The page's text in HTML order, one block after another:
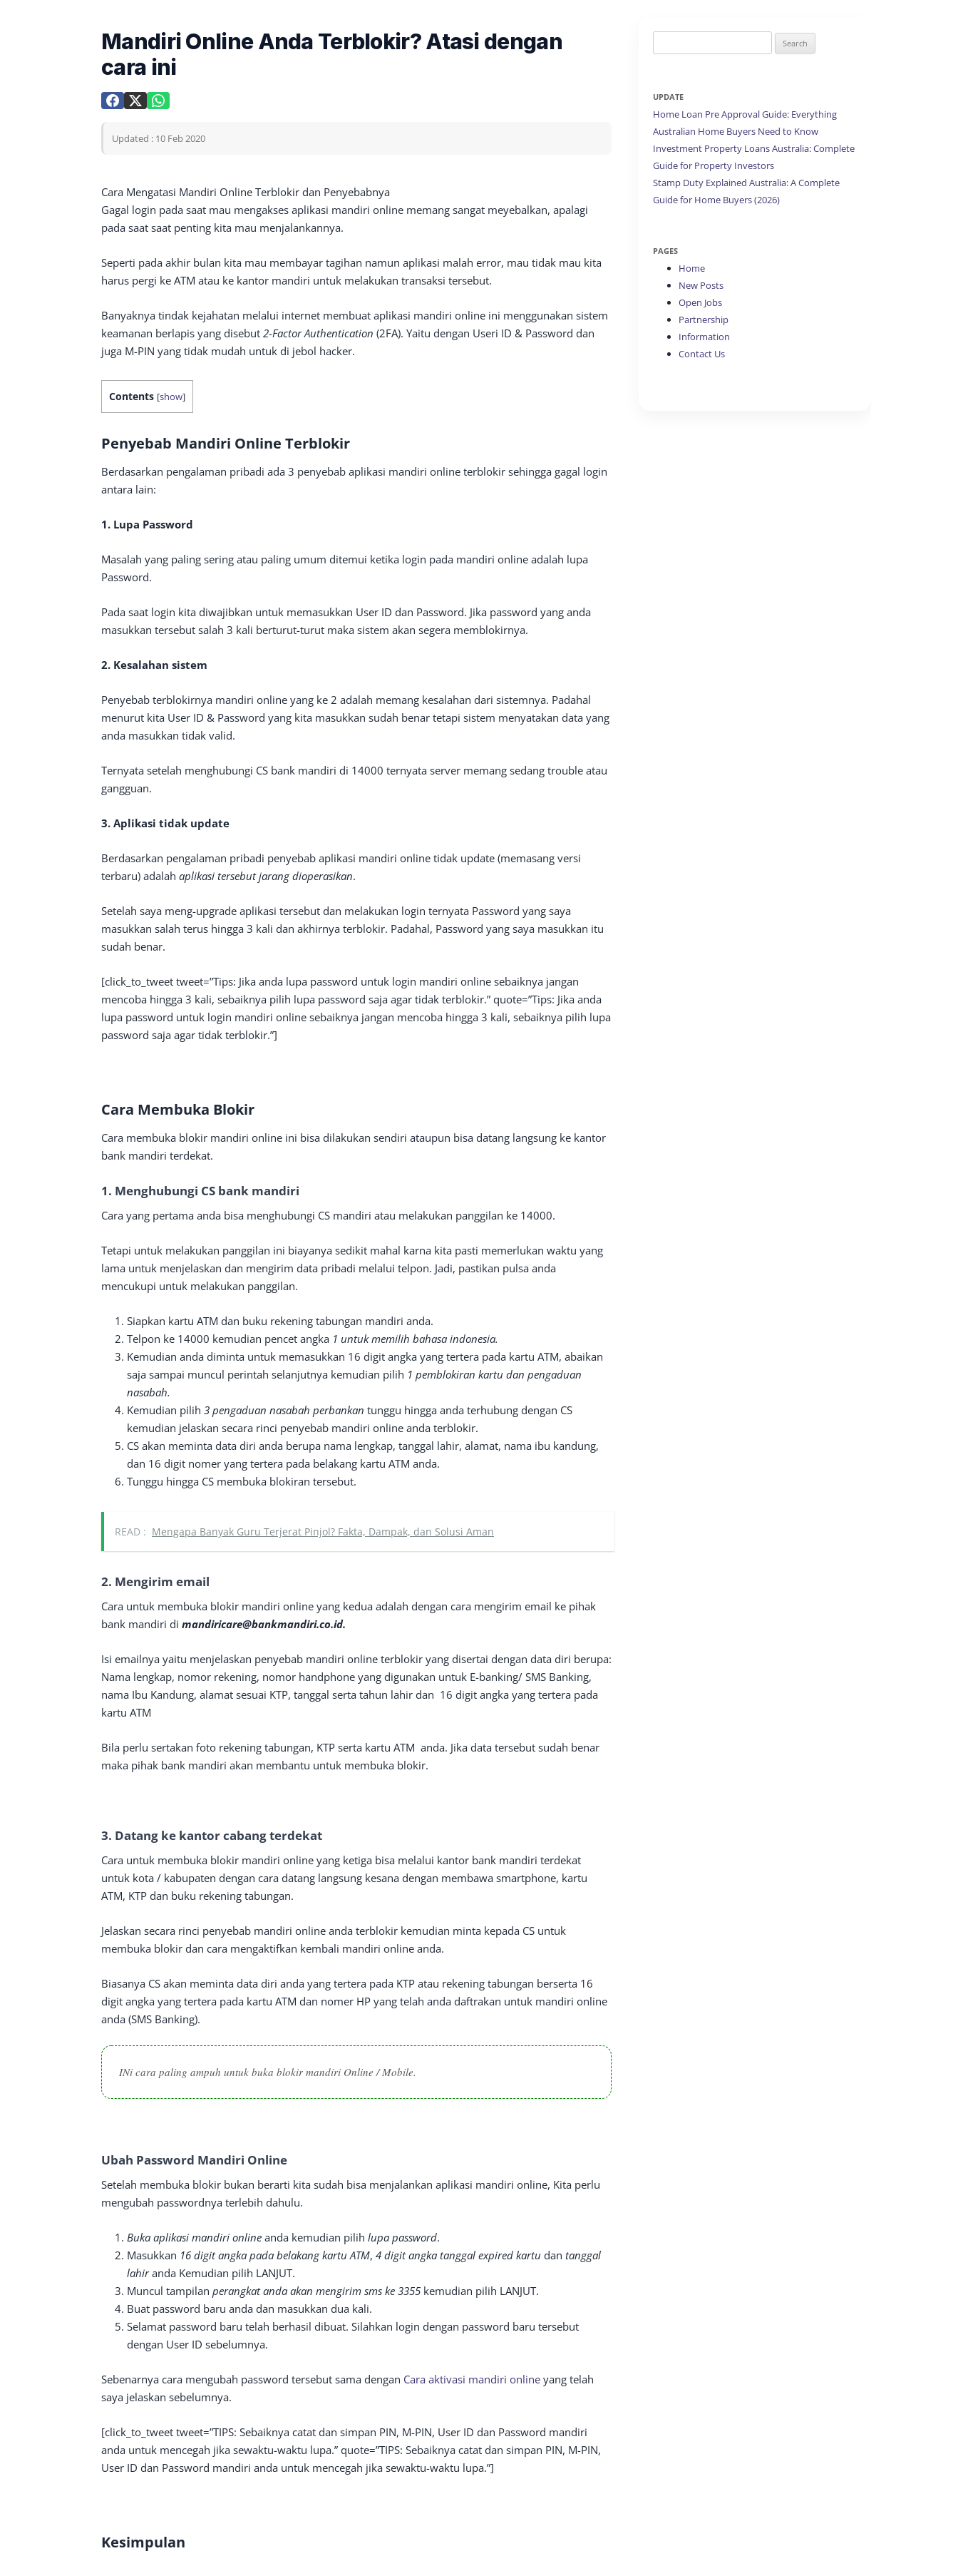
Mandiri Online Anda Terblokir? Atasi dengan
cara ini
Updated : 10 Feb 2020
Cara Mengatasi Mandiri Online Terblokir dan Penyebabnya
Gagal login pada saat mau mengakses aplikasi mandiri online memang sangat meyebalkan, apalagi
pada saat saat penting kita mau menjalankannya.
Seperti pada akhir bulan kita mau membayar tagihan namun aplikasi malah error, mau tidak mau kita
harus pergi ke ATM atau ke kantor mandiri untuk melakukan transaksi tersebut.
Banyaknya tindak kejahatan melalui internet membuat aplikasi mandiri online ini menggunakan sistem
keamanan berlapis yang disebut 2-Factor Authentication (2FA). Yaitu dengan Useri ID & Password dan
juga M-PIN yang tidak mudah untuk di jebol hacker.
Contents [show]
Penyebab Mandiri Online Terblokir
Berdasarkan pengalaman pribadi ada 3 penyebab aplikasi mandiri online terblokir sehingga gagal login
antara lain:
1. Lupa Password
Masalah yang paling sering atau paling umum ditemui ketika login pada mandiri online adalah lupa
Password.
Pada saat login kita diwajibkan untuk memasukkan User ID dan Password. Jika password yang anda
masukkan tersebut salah 3 kali berturut-turut maka sistem akan segera memblokirnya.
2. Kesalahan sistem
Penyebab terblokirnya mandiri online yang ke 2 adalah memang kesalahan dari sistemnya. Padahal
menurut kita User ID & Password yang kita masukkan sudah benar tetapi sistem menyatakan data yang
anda masukkan tidak valid.
Ternyata setelah menghubungi CS bank mandiri di 14000 ternyata server memang sedang trouble atau
gangguan.
3. Aplikasi tidak update
Berdasarkan pengalaman pribadi penyebab aplikasi mandiri online tidak update (memasang versi
terbaru) adalah aplikasi tersebut jarang dioperasikan.
Setelah saya meng-upgrade aplikasi tersebut dan melakukan login ternyata Password yang saya
masukkan salah terus hingga 3 kali dan akhirnya terblokir. Padahal, Password yang saya masukkan itu
sudah benar.
[click_to_tweet tweet=”Tips: Jika anda lupa password untuk login mandiri online sebaiknya jangan
mencoba hingga 3 kali, sebaiknya pilih lupa password saja agar tidak terblokir.” quote=”Tips: Jika anda
lupa password untuk login mandiri online sebaiknya jangan mencoba hingga 3 kali, sebaiknya pilih lupa
password saja agar tidak terblokir.”]
Cara Membuka Blokir
Cara membuka blokir mandiri online ini bisa dilakukan sendiri ataupun bisa datang langsung ke kantor
bank mandiri terdekat.
1. Menghubungi CS bank mandiri
Cara yang pertama anda bisa menghubungi CS mandiri atau melakukan panggilan ke 14000.
Tetapi untuk melakukan panggilan ini biayanya sedikit mahal karna kita pasti memerlukan waktu yang
lama untuk menjelaskan dan mengirim data pribadi melalui telpon. Jadi, pastikan pulsa anda
mencukupi untuk melakukan panggilan.
Siapkan kartu ATM dan buku rekening tabungan mandiri anda.
Telpon ke 14000 kemudian pencet angka 1 untuk memilih bahasa indonesia.
Kemudian anda diminta untuk memasukkan 16 digit angka yang tertera pada kartu ATM, abaikan
saja sampai muncul perintah selanjutnya kemudian pilih 1 pemblokiran kartu dan pengaduan
nasabah.
Kemudian pilih 3 pengaduan nasabah perbankan tunggu hingga anda terhubung dengan CS
kemudian jelaskan secara rinci penyebab mandiri online anda terblokir.
CS akan meminta data diri anda berupa nama lengkap, tanggal lahir, alamat, nama ibu kandung,
dan 16 digit nomer yang tertera pada belakang kartu ATM anda.
Tunggu hingga CS membuka blokiran tersebut.
READ : Mengapa Banyak Guru Terjerat Pinjol? Fakta, Dampak, dan Solusi Aman
2. Mengirim email
Cara untuk membuka blokir mandiri online yang kedua adalah dengan cara mengirim email ke pihak
bank mandiri di mandiricare@bankmandiri.co.id.
Isi emailnya yaitu menjelaskan penyebab mandiri online terblokir yang disertai dengan data diri berupa:
Nama lengkap, nomor rekening, nomor handphone yang digunakan untuk E-banking/ SMS Banking,
nama Ibu Kandung, alamat sesuai KTP, tanggal serta tahun lahir dan 16 digit angka yang tertera pada
kartu ATM
Bila perlu sertakan foto rekening tabungan, KTP serta kartu ATM anda. Jika data tersebut sudah benar
maka pihak bank mandiri akan membantu untuk membuka blokir.
3. Datang ke kantor cabang terdekat
Cara untuk membuka blokir mandiri online yang ketiga bisa melalui kantor bank mandiri terdekat
untuk kota / kabupaten dengan cara datang langsung kesana dengan membawa smartphone, kartu
ATM, KTP dan buku rekening tabungan.
Jelaskan secara rinci penyebab mandiri online anda terblokir kemudian minta kepada CS untuk
membuka blokir dan cara mengaktifkan kembali mandiri online anda.
Biasanya CS akan meminta data diri anda yang tertera pada KTP atau rekening tabungan berserta 16
digit angka yang tertera pada kartu ATM dan nomer HP yang telah anda daftrakan untuk mandiri online
anda (SMS Banking).
INi cara paling ampuh untuk buka blokir mandiri Online / Mobile.
Ubah Password Mandiri Online
Setelah membuka blokir bukan berarti kita sudah bisa menjalankan aplikasi mandiri online, Kita perlu
mengubah passwordnya terlebih dahulu.
Buka aplikasi mandiri online anda kemudian pilih lupa password.
Masukkan 16 digit angka pada belakang kartu ATM, 4 digit angka tanggal expired kartu dan tanggal
lahiranda Kemudian pilih LANJUT.
Muncul tampilan perangkat anda akan mengirim sms ke 3355 kemudian pilih LANJUT.
Buat password baru anda dan masukkan dua kali.
Selamat password baru telah berhasil dibuat. Silahkan login dengan password baru tersebut
dengan User ID sebelumnya.
Sebenarnya cara mengubah password tersebut sama dengan Cara aktivasi mandiri online yang telah
saya jelaskan sebelumnya.
[click_to_tweet tweet=”TIPS: Sebaiknya catat dan simpan PIN, M-PIN, User ID dan Password mandiri
anda untuk mencegah jika sewaktu-waktu lupa.” quote=”TIPS: Sebaiknya catat dan simpan PIN, M-PIN,
User ID dan Password mandiri anda untuk mencegah jika sewaktu-waktu lupa.”]
Kesimpulan
for:
UPDATE
Home Loan Pre Approval Guide: Everything
Australian Home Buyers Need to Know
Investment Property Loans Australia: Complete
Guide for Property Investors
Stamp Duty Explained Australia: A Complete
Guide for Home Buyers (2026)
PAGES
Home
New Posts
Open Jobs
Partnership
Information
Contact Us